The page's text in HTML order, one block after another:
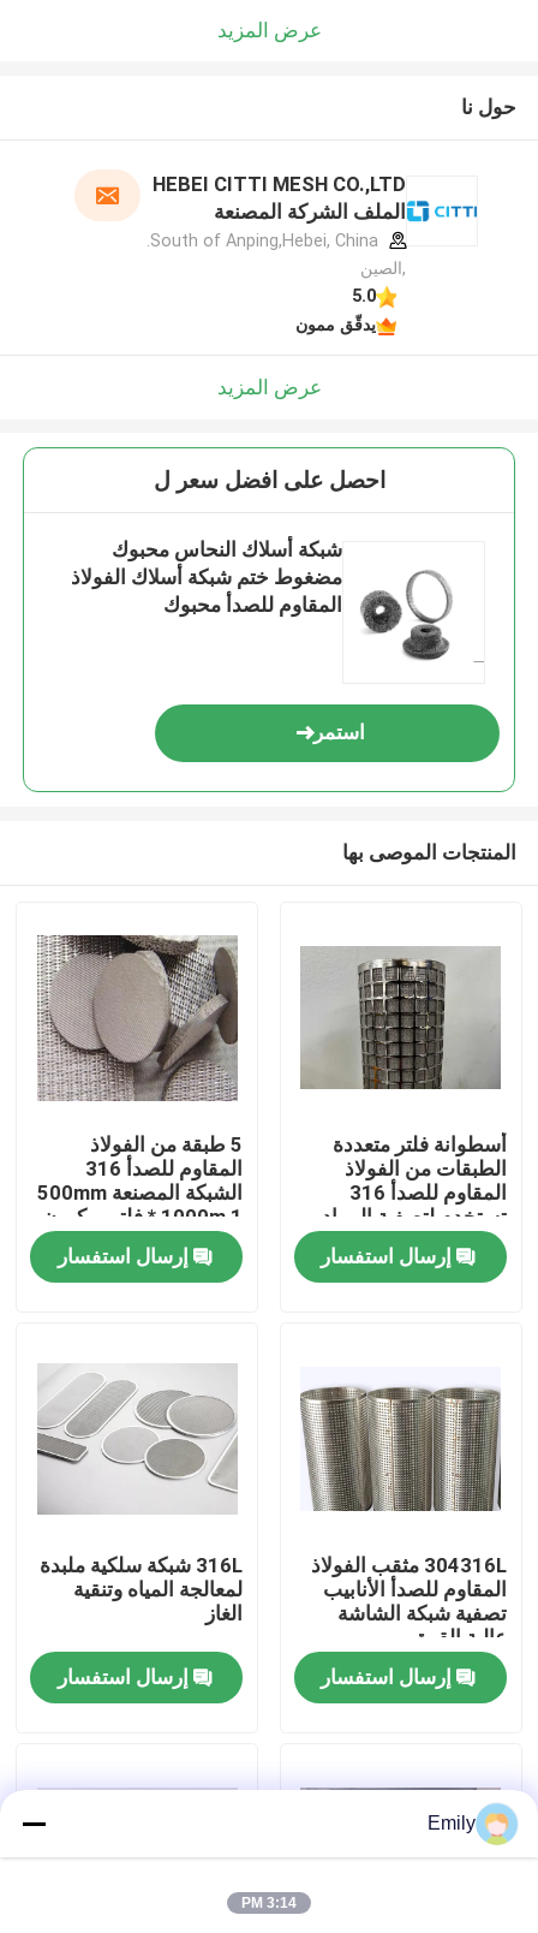
المنزل
حولنا
جولة في المصنع
اتصل بنا
أخبار
توسيع شبكة الأسلاك المعدنية
شبكة أسلاك معدنية مثقبة
عرض المزيد
حول نا
HEBEI CITTI MESH CO.,LTD
الملف الشركة المصنعة
,الصين
5.0
يدقّق ممون
عرض المزيد
احصل على افضل سعر ل
شبكة أسلاك النحاس محبوك
مضغوط ختم شبكة أسلاك الفولاذ
المقاوم للصدأ محبوك
استمر
المنتجات الموصى بها
أسطوانة فلتر متعددة
الطبقات من الفولاذ
المقاوم للصدأ 316
تستخدم لتصفية المواد
الزيتية
إرسال استفسار
5 طبقة من الفولاذ
المقاوم للصدأ 316
الشبكة المصنعة 500mm
* 1000m 1 فلتر ميكرون
إرسال استفسار
304316L مثقب الفولاذ
المقاوم للصدأ الأنابيب
تصفية شبكة الشاشة
عالية القوة
إرسال استفسار
316L شبكة سلكية ملبدة
لمعالجة المياه وتنقية
الغاز
إرسال استفسار
Emily
3:14 PM